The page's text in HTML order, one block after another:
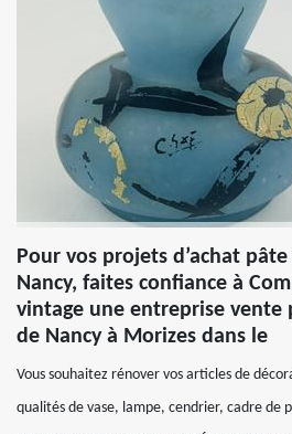
Pour vos projets d’achat
Nancy, faites confiance à
vintage une entreprise vente
de Nancy à Morizes dans le
Vous souhaitez rénover vos articles de
qualités de vase, lampe, cendrier, cadre de